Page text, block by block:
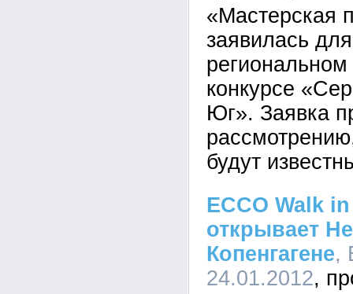
«Мастерская
заявилась
конкурсе
Юг». Заявка
будут
ECCO Walk
открывает
Копенгагене,
24.01.2012